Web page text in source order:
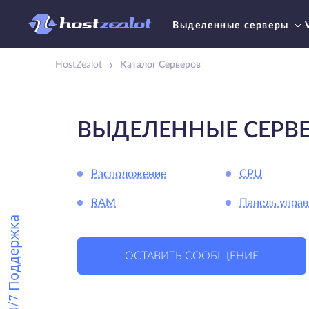
Выделенные серверы
24/7 Поддержка
HostZealot Каталог Серверов
ВЫДЕЛЕННЫЕ
Расположение CPU
RAM Панель
ОСТАВИТЬ СООБЩЕНИЕ